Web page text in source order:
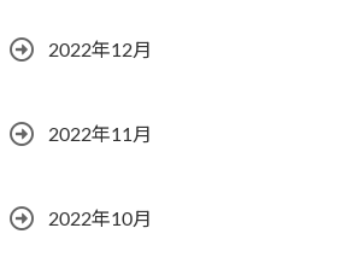
2022年12月
2022年11月
2022年10月